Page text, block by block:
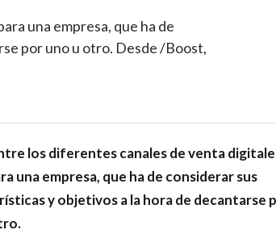
una empresa, que ha de
por uno u otro. Desde /Boost,
los diferentes canales de venta
una empresa, que ha de considerar sus
y objetivos a la hora de decantarse